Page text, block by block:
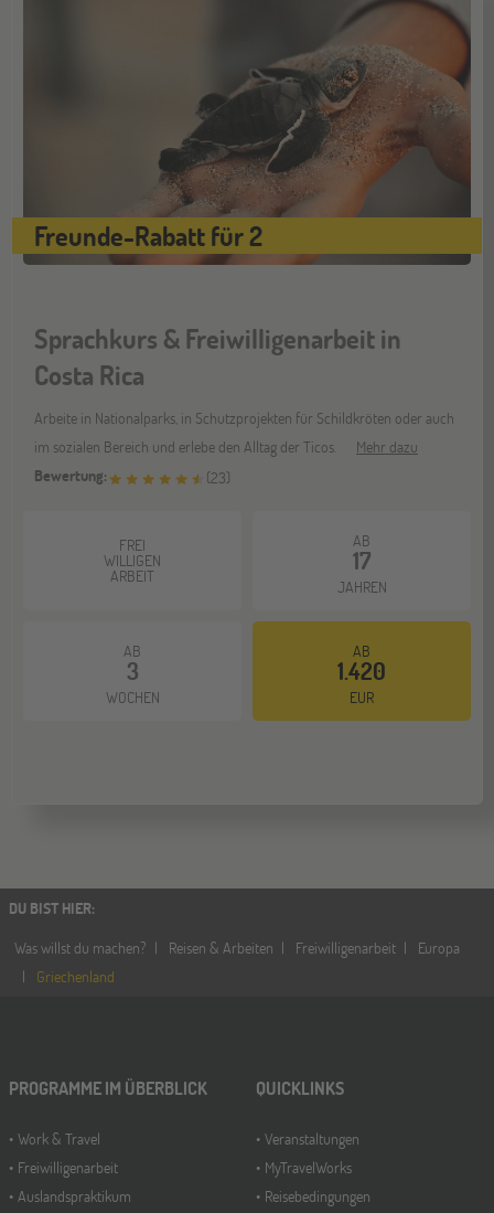
Hannover
Jugendbildungsmesse JuBi
14
NOV
Hamburg
Jugendbildungsmesse JuBi
21
NOV
Münster
Jugendbildungsmesse JuBi
Freunde-Rabatt für 2
Sprachkurs & Freiwilligenarbeit in
Costa Rica
Arbeite in Nationalparks, in Schutzprojekten für Schildkröten oder auch
im sozialen Bereich und erlebe den Alltag der Ticos.
Mehr dazu
Bewertung:
(23)
FREI
WILLIGEN
ARBEIT
AB
17
JAHREN
AB
3
WOCHEN
AB
1.420
EUR
DU BIST HIER:
Was willst du machen?
Reisen & Arbeiten Freiwilligenarbeit
Europa
Griechenland
PROGRAMME IM ÜBERBLICK
Work & Travel
Freiwilligenarbeit
Auslandspraktikum
QUICKLINKS
Veranstaltungen
MyTravelWorks
Reisebedingungen